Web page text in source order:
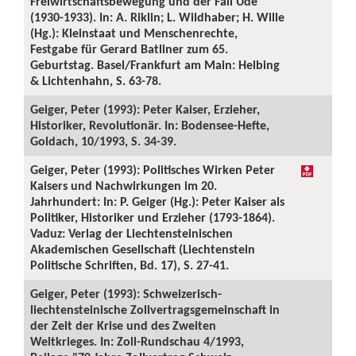
(1930-1933). In: A. Riklin; L. Wildhaber; H. Wille
(Hg.): Kleinstaat und Menschenrechte,
Festgabe für Gerard Batliner zum 65.
Geburtstag. Basel/Frankfurt am Main: Helbing
& Lichtenhahn, S. 63-78.
Geiger, Peter (1993): Peter Kaiser, Erzieher,
Historiker, Revolutionär. In: Bodensee-Hefte,
Goldach, 10/1993, S. 34-39.
Geiger, Peter (1993): Politisches Wirken Peter
Kaisers und Nachwirkungen im 20.
Jahrhundert: In: P. Geiger (Hg.): Peter Kaiser als
Politiker, Historiker und Erzieher (1793-1864).
Vaduz: Verlag der Liechtensteinischen
Akademischen Gesellschaft (Liechtenstein
Politische Schriften, Bd. 17), S. 27-41.
Geiger, Peter (1993): Schweizerisch-
liechtensteinische Zollvertragsgemeinschaft in
der Zeit der Krise und des Zweiten
Weltkrieges. In: Zoll-Rundschau 4/1993,